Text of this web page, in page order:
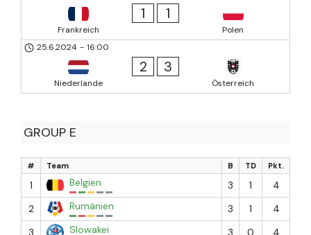
Frankreich
1 1
Polen
25.6.2024 - 16:00
Niederlande
2 3
Österreich
GROUP E
# Team B TD Pkt.
1 Belgien 3 1
4
2
Rumänien 3 1
4
3
Slowakei 3 0 4